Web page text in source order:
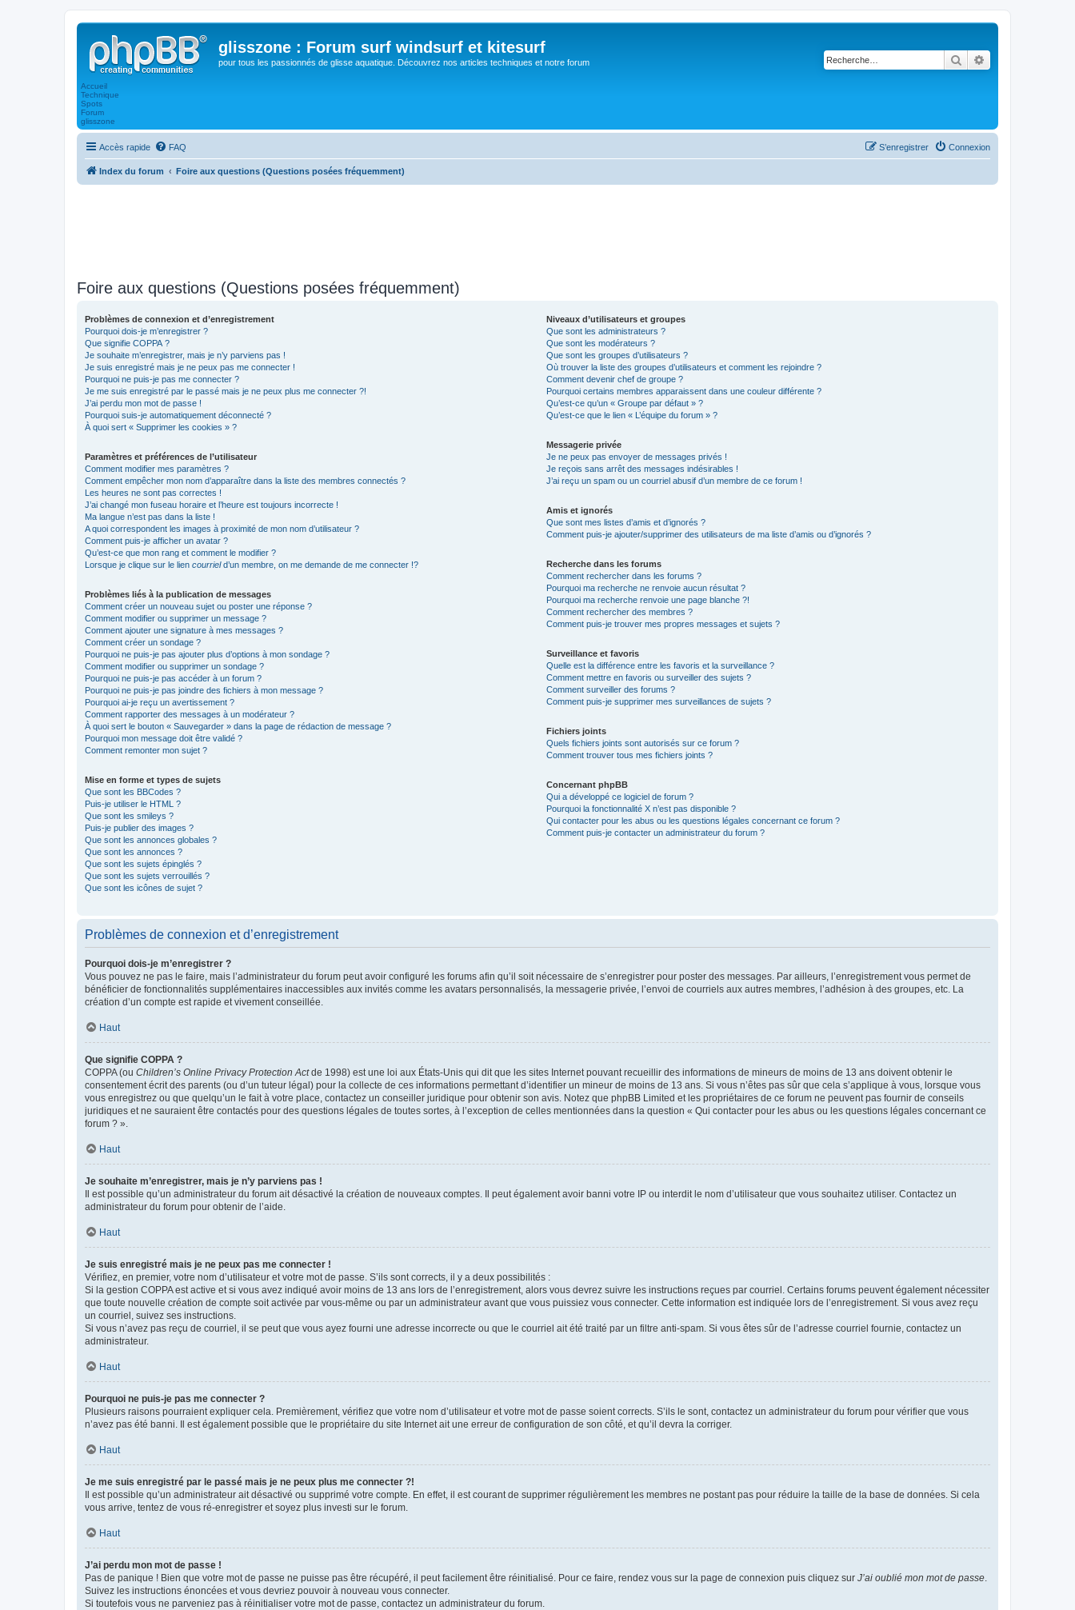
glisszone : Forum surf windsurf et kitesurf
pour tous les passionnés de glisse aquatique. Découvrez nos articles techniques et notre forum
Accueil
Technique
Spots
Forum
glisszone
Rechercher
Accès rapide FAQ Connexion
S’enregistrer
Index du forum Foire aux questions (Questions posées fréquemment)
Foire aux questions (Questions posées fréquemment)
Problèmes de connexion et d’enregistrement
Pourquoi dois-je m’enregistrer ?
Que signifie COPPA ?
Je souhaite m’enregistrer, mais je n’y parviens pas !
Je suis enregistré mais je ne peux pas me connecter !
Pourquoi ne puis-je pas me connecter ?
Je me suis enregistré par le passé mais je ne peux plus me connecter ?!
J’ai perdu mon mot de passe !
Pourquoi suis-je automatiquement déconnecté ?
À quoi sert « Supprimer les cookies » ?
Paramètres et préférences de l’utilisateur
Comment modifier mes paramètres ?
Comment empêcher mon nom d’apparaître dans la liste des membres connectés ?
Les heures ne sont pas correctes !
J’ai changé mon fuseau horaire et l’heure est toujours incorrecte !
Ma langue n’est pas dans la liste !
A quoi correspondent les images à proximité de mon nom d’utilisateur ?
Comment puis-je afficher un avatar ?
Qu’est-ce que mon rang et comment le modifier ?
Lorsque je clique sur le lien courrield’un membre, on me demande de me connecter !?
Problèmes liés à la publication de messages
Comment créer un nouveau sujet ou poster une réponse ?
Comment modifier ou supprimer un message ?
Comment ajouter une signature à mes messages ?
Comment créer un sondage ?
Pourquoi ne puis-je pas ajouter plus d’options à mon sondage ?
Comment modifier ou supprimer un sondage ?
Pourquoi ne puis-je pas accéder à un forum ?
Pourquoi ne puis-je pas joindre des fichiers à mon message ?
Pourquoi ai-je reçu un avertissement ?
Comment rapporter des messages à un modérateur ?
À quoi sert le bouton « Sauvegarder » dans la page de rédaction de message ?
Pourquoi mon message doit être validé ?
Comment remonter mon sujet ?
Mise en forme et types de sujets
Que sont les BBCodes ?
Puis-je utiliser le HTML ?
Que sont les smileys ?
Puis-je publier des images ?
Que sont les annonces globales ?
Que sont les annonces ?
Que sont les sujets épinglés ?
Que sont les sujets verrouillés ?
Que sont les icônes de sujet ?
Niveaux d’utilisateurs et groupes
Que sont les administrateurs ?
Que sont les modérateurs ?
Que sont les groupes d’utilisateurs ?
Où trouver la liste des groupes d’utilisateurs et comment les rejoindre ?
Comment devenir chef de groupe ?
Pourquoi certains membres apparaissent dans une couleur différente ?
Qu’est-ce qu’un « Groupe par défaut » ?
Qu’est-ce que le lien « L’équipe du forum » ?
Messagerie privée
Je ne peux pas envoyer de messages privés !
Je reçois sans arrêt des messages indésirables !
J’ai reçu un spam ou un courriel abusif d’un membre de ce forum !
Amis et ignorés
Que sont mes listes d’amis et d’ignorés ?
Comment puis-je ajouter/supprimer des utilisateurs de ma liste d’amis ou d’ignorés ?
Recherche dans les forums
Comment rechercher dans les forums ?
Pourquoi ma recherche ne renvoie aucun résultat ?
Pourquoi ma recherche renvoie une page blanche ?!
Comment rechercher des membres ?
Comment puis-je trouver mes propres messages et sujets ?
Surveillance et favoris
Quelle est la différence entre les favoris et la surveillance ?
Comment mettre en favoris ou surveiller des sujets ?
Comment surveiller des forums ?
Comment puis-je supprimer mes surveillances de sujets ?
Fichiers joints
Quels fichiers joints sont autorisés sur ce forum ?
Comment trouver tous mes fichiers joints ?
Concernant phpBB
Qui a développé ce logiciel de forum ?
Pourquoi la fonctionnalité X n’est pas disponible ?
Qui contacter pour les abus ou les questions légales concernant ce forum ?
Comment puis-je contacter un administrateur du forum ?
Problèmes de connexion et d’enregistrement
Pourquoi dois-je m’enregistrer ?
Vous pouvez ne pas le faire, mais l’administrateur du forum peut avoir configuré les forums afin qu’il soit nécessaire de s’enregistrer pour poster des messages. Par ailleurs, l’enregistrement vous permet de
bénéficier de fonctionnalités supplémentaires inaccessibles aux invités comme les avatars personnalisés, la messagerie privée, l’envoi de courriels aux autres membres, l’adhésion à des groupes, etc. La
création d’un compte est rapide et vivement conseillée.
Haut
Que signifie COPPA ?
COPPA (ou Children’s Online Privacy Protection Actde 1998) est une loi aux États-Unis qui dit que les sites Internet pouvant recueillir des informations de mineurs de moins de 13 ans doivent obtenir le
consentement écrit des parents (ou d’un tuteur légal) pour la collecte de ces informations permettant d’identifier un mineur de moins de 13 ans. Si vous n’êtes pas sûr que cela s’applique à vous, lorsque vous
vous enregistrez ou que quelqu’un le fait à votre place, contactez un conseiller juridique pour obtenir son avis. Notez que phpBB Limited et les propriétaires de ce forum ne peuvent pas fournir de conseils
juridiques et ne sauraient être contactés pour des questions légales de toutes sortes, à l’exception de celles mentionnées dans la question « Qui contacter pour les abus ou les questions légales concernant ce
forum ? ».
Haut
Je souhaite m’enregistrer, mais je n’y parviens pas !
Il est possible qu’un administrateur du forum ait désactivé la création de nouveaux comptes. Il peut également avoir banni votre IP ou interdit le nom d’utilisateur que vous souhaitez utiliser. Contactez un
administrateur du forum pour obtenir de l’aide.
Haut
Je suis enregistré mais je ne peux pas me connecter !
Vérifiez, en premier, votre nom d’utilisateur et votre mot de passe. S’ils sont corrects, il y a deux possibilités :
Si la gestion COPPA est active et si vous avez indiqué avoir moins de 13 ans lors de l’enregistrement, alors vous devrez suivre les instructions reçues par courriel. Certains forums peuvent également nécessiter
que toute nouvelle création de compte soit activée par vous-même ou par un administrateur avant que vous puissiez vous connecter. Cette information est indiquée lors de l’enregistrement. Si vous avez reçu
un courriel, suivez ses instructions.
Si vous n’avez pas reçu de courriel, il se peut que vous ayez fourni une adresse incorrecte ou que le courriel ait été traité par un filtre anti-spam. Si vous êtes sûr de l’adresse courriel fournie, contactez un
administrateur.
Haut
Pourquoi ne puis-je pas me connecter ?
Plusieurs raisons pourraient expliquer cela. Premièrement, vérifiez que votre nom d’utilisateur et votre mot de passe soient corrects. S’ils le sont, contactez un administrateur du forum pour vérifier que vous
n’avez pas été banni. Il est également possible que le propriétaire du site Internet ait une erreur de configuration de son côté, et qu’il devra la corriger.
Haut
Je me suis enregistré par le passé mais je ne peux plus me connecter ?!
Il est possible qu’un administrateur ait désactivé ou supprimé votre compte. En effet, il est courant de supprimer régulièrement les membres ne postant pas pour réduire la taille de la base de données. Si cela
vous arrive, tentez de vous ré-enregistrer et soyez plus investi sur le forum.
Haut
J’ai perdu mon mot de passe !
Pas de panique ! Bien que votre mot de passe ne puisse pas être récupéré, il peut facilement être réinitialisé. Pour ce faire, rendez vous sur la page de connexion puis cliquez sur J’ai oublié mon mot de passe
Suivez les instructions énoncées et vous devriez pouvoir à nouveau vous connecter.
Si toutefois vous ne parveniez pas à réinitialiser votre mot de passe, contactez un administrateur du forum.